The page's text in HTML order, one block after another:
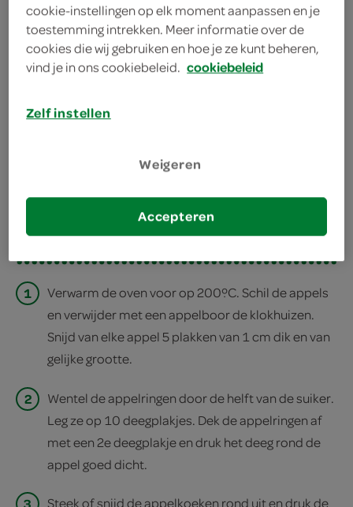
appelboor
bakplaat met bakpapier
deel op twitter
deel op facebook
print recept
1
Verwarm de oven voor op 200ºC. Schil de appels
en verwijder met een appelboor de klokhuizen.
Snijd van elke appel 5 plakken van 1 cm dik en van
gelijke grootte.
2
Wentel de appelringen door de helft van de suiker.
Leg ze op 10 deegplakjes. Dek de appelringen af
met een 2e deegplakje en druk het deeg rond de
appel goed dicht.
3 Steek of snijd de appelkoeken rond uit en druk de
cookie-instellingen op elk moment aanpassen en je
toestemming intrekken. Meer informatie over de
cookies die wij gebruiken en hoe je ze kunt beheren,
vind je in ons cookiebeleid. cookiebeleid
Zelf instellen
Weigeren
Accepteren